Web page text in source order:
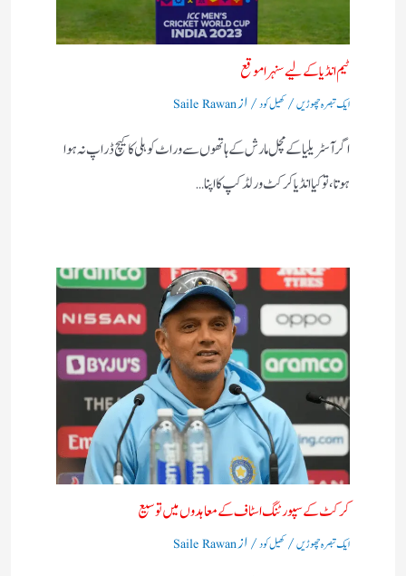
ٹیم انڈیا کے لیے سنہرا موقع
ایک تبصرہ چھوڑیں/کھیل کود/ ازSaile Rawan
اگر آسٹریلیا کے مچل مارش کے ہاتھوں سے وراٹ کوہلی کا کیچ ڈراپ نہ ہوا
ہوتا ، تو کیا انڈیا کرکٹ ورلڈ کپ کا اپنا…
کرکٹ کے سپورٹنگ اسٹاف کے معاہدوں میں توسیع
ایک تبصرہ چھوڑیں/کھیل کود/ ازSaile Rawan